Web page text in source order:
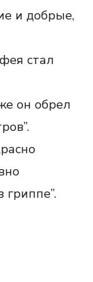
и добрые,
стал
он обрел